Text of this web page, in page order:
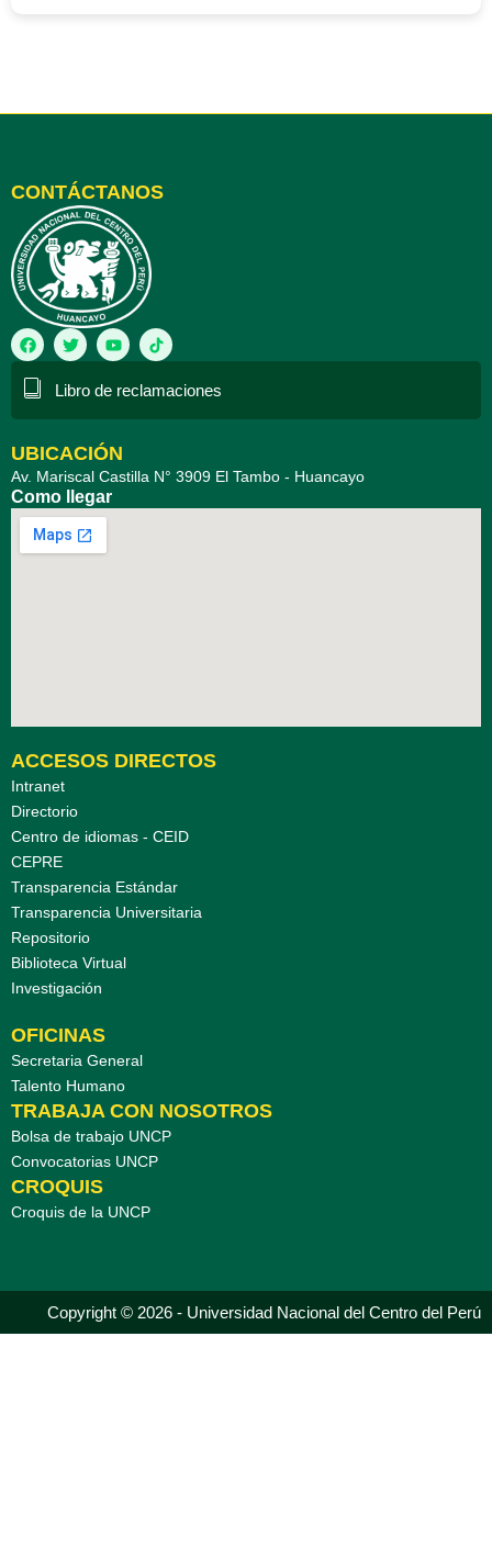
CONTÁCTANOS
F
a
e
b
o
k
T
w
t
t
e
Y
o
t
u
b
Libro de reclamaciones
UBICACIÓN
Av. Mariscal Castilla N° 3909 El Tambo - Huancayo
Como llegar
ACCESOS DIRECTOS
Intranet
Directorio
Centro de idiomas - CEID
CEPRE
Transparencia Estándar
Transparencia Universitaria
Repositorio
Biblioteca Virtual
Investigación
OFICINAS
Secretaria General
Talento Humano
TRABAJA CON NOSOTROS
Bolsa de trabajo UNCP
Convocatorias UNCP
CROQUIS
Croquis de la UNCP
Copyright © 2026 - Universidad Nacional del Centro del Perú